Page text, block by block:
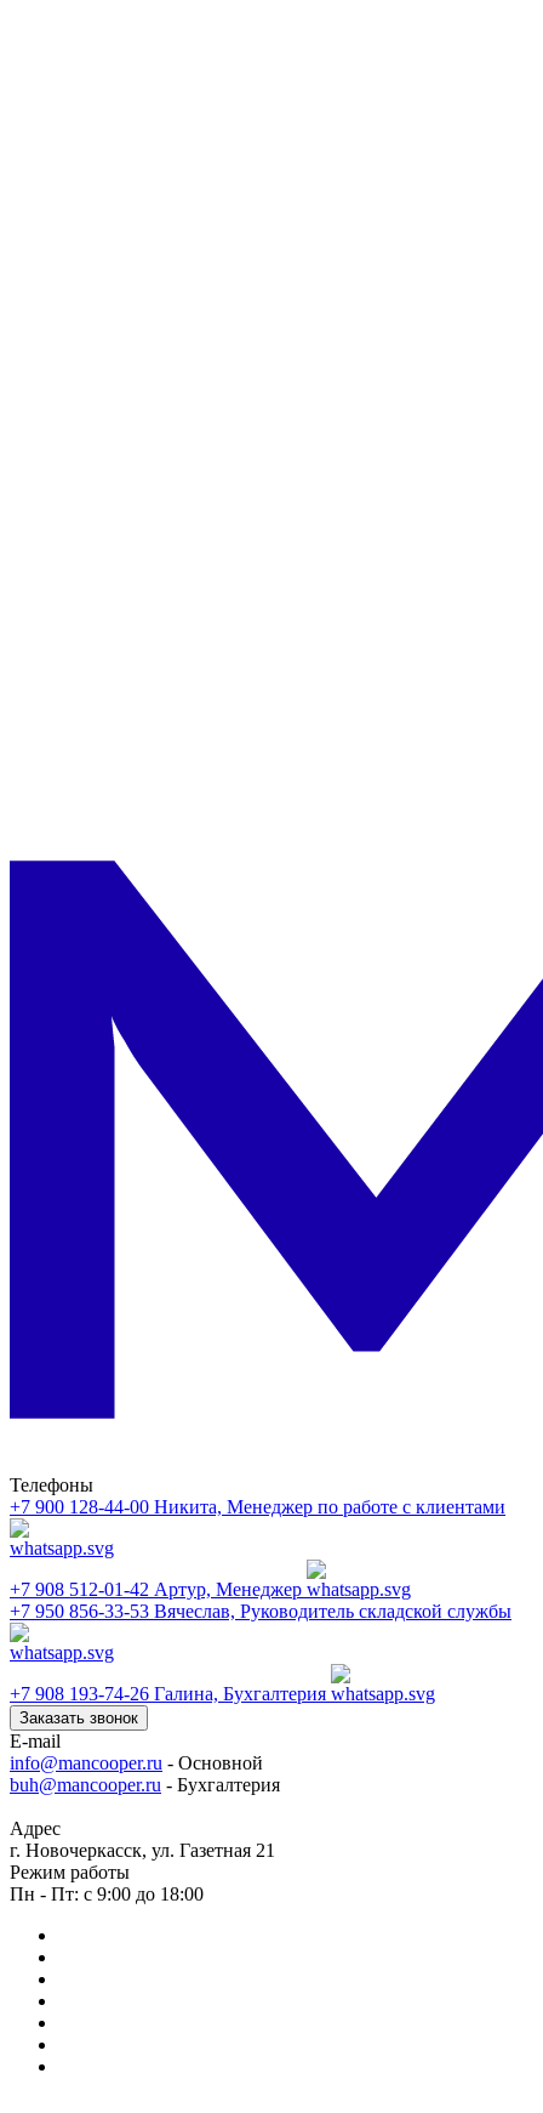
Телефоны
+7 900 128-44-00 Никита, Менеджер по работе с клиентами
+7 908 512-01-42 Артур, Менеджер
+7 950 856-33-53 Вячеслав, Руководитель складской службы
+7 908 193-74-26 Галина, Бухгалтерия
Заказать звонок
E-mail
info@mancooper.ru - Основной
buh@mancooper.ru - Бухгалтерия
Адрес
г. Новочеркасск, ул. Газетная 21
Режим работы
Пн - Пт: с 9:00 до 18:00